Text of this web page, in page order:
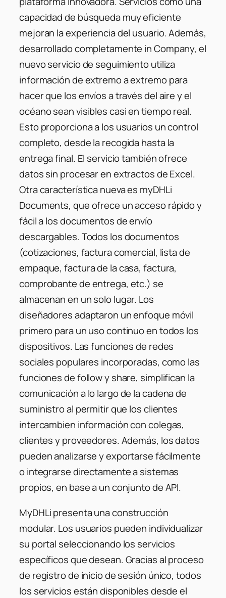
capacidad de búsqueda muy eficiente
mejoran la experiencia del usuario. Además,
desarrollado completamente in Company, el
nuevo servicio de seguimiento utiliza
información de extremo a extremo para
hacer que los envíos a través del aire y el
océano sean visibles casi en tiempo real.
Esto proporciona a los usuarios un control
completo, desde la recogida hasta la
entrega final. El servicio también ofrece
datos sin procesar en extractos de Excel.
Otra característica nueva es myDHLi
Documents, que ofrece un acceso rápido y
fácil a los documentos de envío
descargables. Todos los documentos
(cotizaciones, factura comercial, lista de
empaque, factura de la casa, factura,
comprobante de entrega, etc.) se
almacenan en un solo lugar. Los
diseñadores adaptaron un enfoque móvil
primero para un uso continuo en todos los
dispositivos. Las funciones de redes
sociales populares incorporadas, como las
funciones de follow y share, simplifican la
comunicación a lo largo de la cadena de
suministro al permitir que los clientes
intercambien información con colegas,
clientes y proveedores. Además, los datos
pueden analizarse y exportarse fácilmente
o integrarse directamente a sistemas
propios, en base a un conjunto de API.
MyDHLi presenta una construcción
modular. Los usuarios pueden individualizar
su portal seleccionando los servicios
específicos que desean. Gracias al proceso
de registro de inicio de sesión único, todos
los servicios están disponibles desde el